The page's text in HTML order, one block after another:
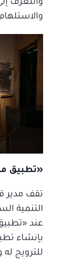
والتعرف
«تطبيق
تقف مدير
التنمية
عند
بإنشاء
للترويج